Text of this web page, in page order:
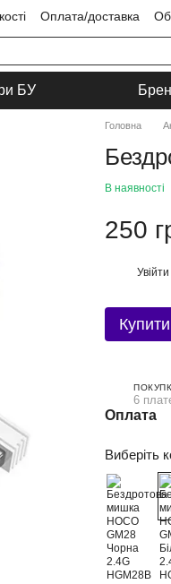
Оплата/доставка
БУ
Головна
В наявності
250
Увійти
Купити
6
Оплата
Виберіть